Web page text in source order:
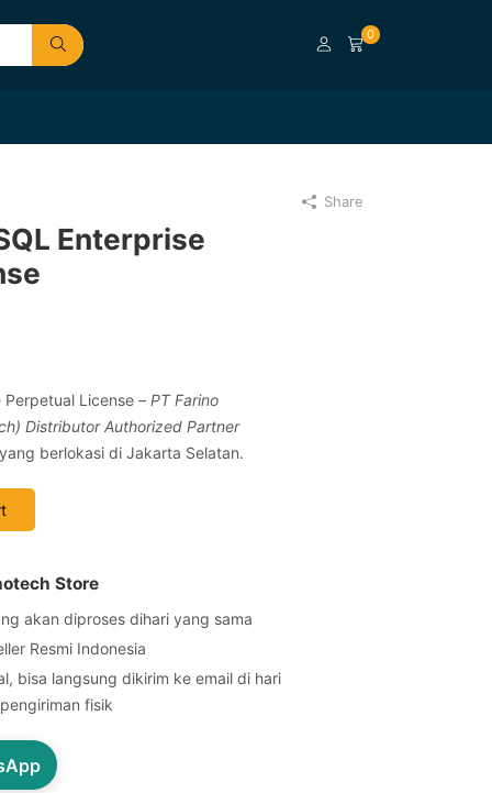
0
Enterprise
License – PT Farino
Distributor Authorized Partner
berlokasi di Jakarta Selatan.
Store
akan diproses dihari yang sama
Resmi Indonesia
bisa langsung dikirim ke email di hari
fisik
Share